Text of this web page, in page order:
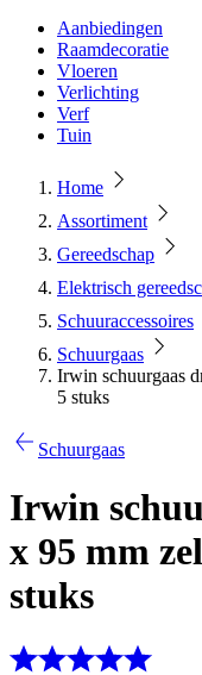
Aanbiedingen
Raamdecoratie
Vloeren
Verlichting
Verf
Tuin
Home
Assortiment
Gereedschap
Elektrisch
Schuuraccessoires
Schuurgaas
Irwin schuurgaas
5 stuks
Schuurgaas
Irwin
x 95 mm
stuks